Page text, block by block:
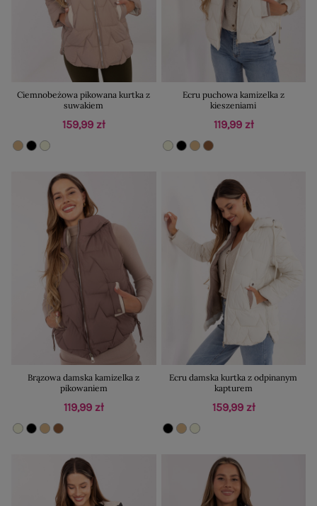
Ciemnobeżowa pikowana kurtka z
suwakiem
159,99 zł
Ecru puchowa kamizelka z
kieszeniami
119,99 zł
Brązowa damska kamizelka z
pikowaniem
119,99 zł
Ecru damska kurtka z odpinanym
kapturem
159,99 zł